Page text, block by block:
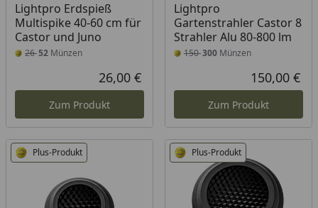
Lightpro Erdspieß
Multispike 40-60 cm für
Castor und Juno
2652 Münzen
Aktueller Preis
26,00 €
Zum Produkt
Lightpro
Gartenstrahler Castor 8
Strahler Alu 80-800 lm
150300Münzen
150,00 €
Zum Produkt
Plus-Produkt Plus-Produkt